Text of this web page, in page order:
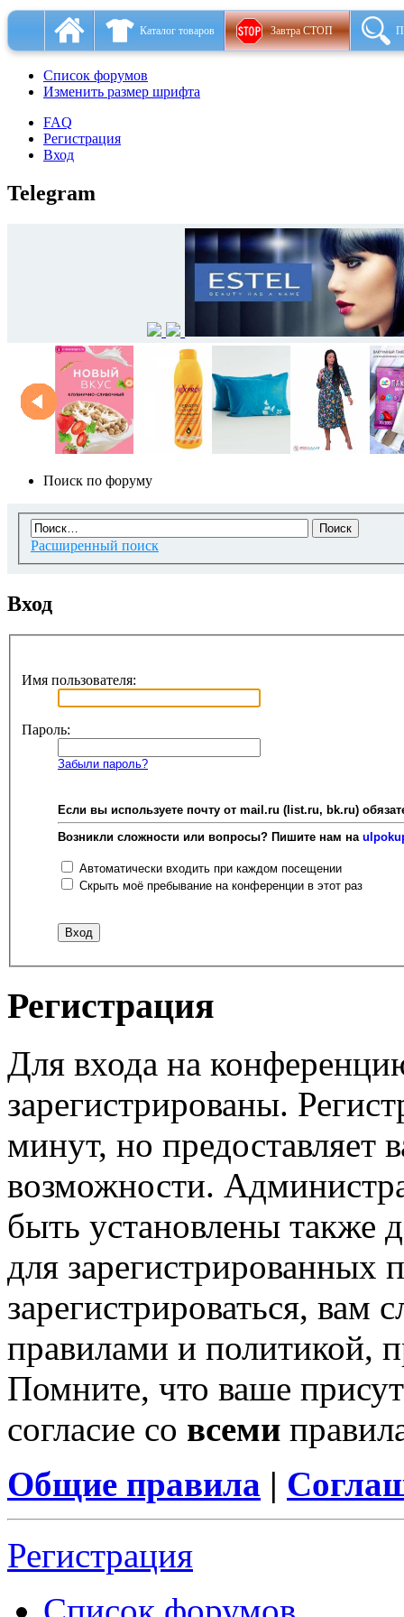
Каталог товаров Завтра СТОП
Список форумов
Изменить размер шрифта
FAQ
Регистрация
Вход
Telegram
Поиск по форуму
Расширенный поиск
Вход
Имя пользователя:
Пароль:
Забыли пароль?
Если вы используете почту от mail.ru (list.ru, bk.ru)
Возникли сложности или вопросы? Пишите нам на
Автоматически входить при каждом посещении
Скрыть моё пребывание на конференции в этот раз
Регистрация
Для входа на
зарегистрированы.
минут, но предоставляет
возможности.
быть установлены также
для зарегистрированных
зарегистрироваться, вам
правилами и политикой,
Помните, что ваше
согласие со всеми
Общие правила |
Регистрация